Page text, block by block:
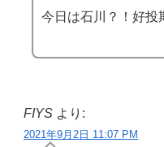
今日は石川？！好投
FIYS より:
2021年9月2日 11:07 PM